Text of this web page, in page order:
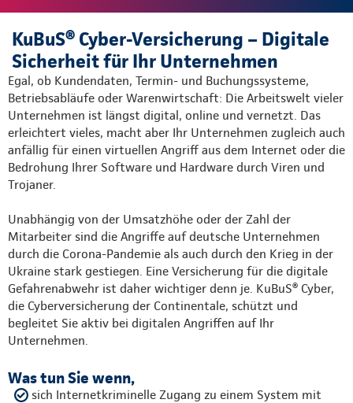
KuBuS® Cyber-Versicherung – Digitale
Sicherheit für Ihr Unternehmen
Egal, ob Kundendaten, Termin- und Buchungssysteme,
Betriebsabläufe oder Warenwirtschaft: Die Arbeitswelt vieler
Unternehmen ist längst digital, online und vernetzt. Das
erleichtert vieles, macht aber Ihr Unternehmen zugleich auch
anfällig für einen virtuellen Angriff aus dem Internet oder die
Bedrohung Ihrer Software und Hardware durch Viren und
Trojaner.
Unabhängig von der Umsatzhöhe oder der Zahl der
Mitarbeiter sind die Angriffe auf deutsche Unternehmen
durch die Corona-Pandemie als auch durch den Krieg in der
Ukraine stark gestiegen. Eine Versicherung für die digitale
Gefahrenabwehr ist daher wichtiger denn je. KuBuS® Cyber,
die Cyberversicherung der Continentale, schützt und
begleitet Sie aktiv bei digitalen Angriffen auf Ihr
Unternehmen.
Was tun Sie wenn,
sich Internetkriminelle Zugang zu einem System mit